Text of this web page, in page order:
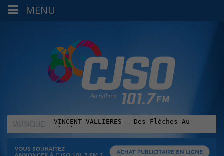
MUSIQUE
:
MENU